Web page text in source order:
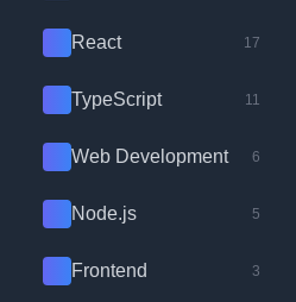
React 17
TypeScript 11
Web Development 6
Node.js 5
Frontend 3